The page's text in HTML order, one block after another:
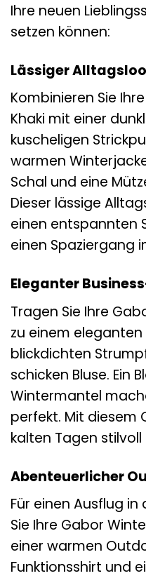
Ihre neuen
setzen können:
Lässiger
Kombinieren Sie
Khaki mit einer
kuscheligen
warmen
Schal und eine
Dieser lässige
einen entspannten
einen Spaziergang
Eleganter
Tragen Sie Ihre
zu einem
blickdichten
schicken Bluse. Ein
Wintermantel
perfekt. Mit diesem
kalten Tagen stilvoll
Abenteuerlicher
Für einen Ausflug
Sie Ihre Gabor
einer warmen
Funktionsshirt und